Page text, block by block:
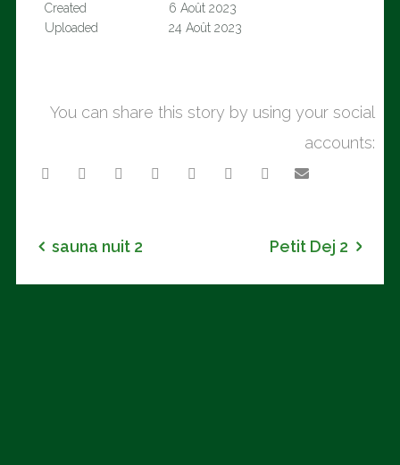
Created
6 Août 2023
Uploaded
24 Août 2023
You can share this story by using your social
accounts:
sauna nuit 2 Petit Dej 2